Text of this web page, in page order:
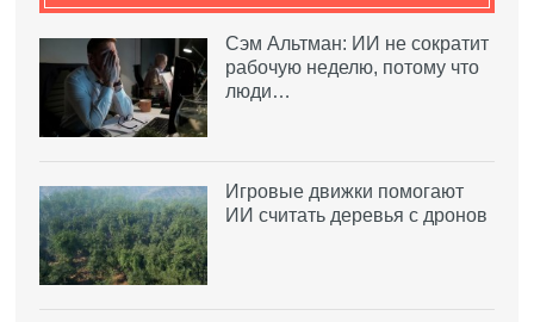
Сэм Альтман: ИИ не сократит
рабочую неделю, потому что
люди…
Игровые движки помогают
ИИ считать деревья с дронов